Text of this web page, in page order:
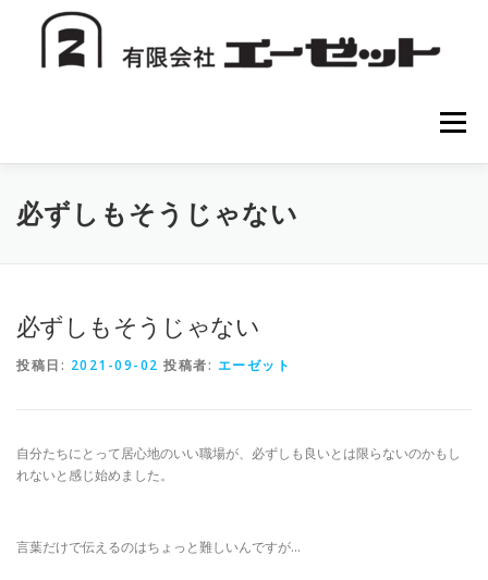
キ
メニュー
HOME 会社案内 注文方法
必ずしもそうじゃない
必ずしもそうじゃない
投稿日: 2021-09-02 投稿者: エーゼット
自分たちにとって居心地のいい職場が、必ずしも良いとは限らないのかもし
れないと感じ始めました。
言葉だけで伝えるのはちょっと難しいんですが…